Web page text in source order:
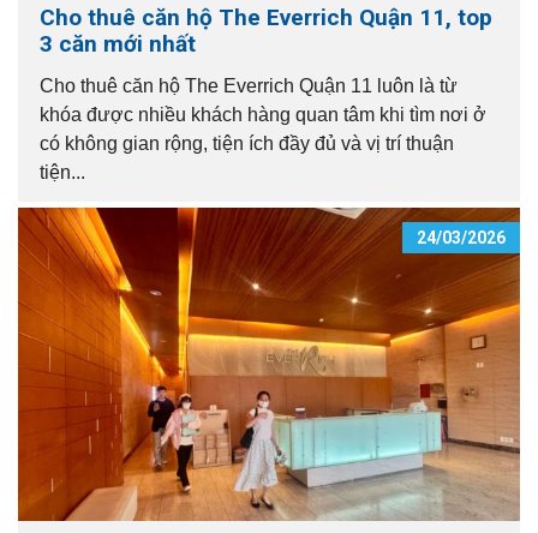
Cho thuê căn hộ The Everrich Quận 11, top
3 căn mới nhất
Cho thuê căn hộ The Everrich Quận 11 luôn là từ
khóa được nhiều khách hàng quan tâm khi tìm nơi ở
có không gian rộng, tiện ích đầy đủ và vị trí thuận
tiện...
24/03/2026